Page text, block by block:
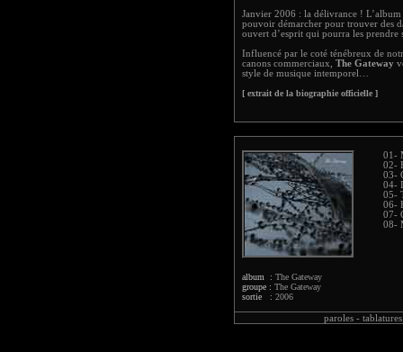
Janvier 2006 : la délivrance !
pouvoir démarcher pour trouver des
ouvert d’esprit qui pourra les prendre
Influencé par le coté ténébreux de
canons commerciaux, The Gateway
style de musique intemporel…
[ extrait de la biographie officielle ]
album : The Gateway
groupe : The Gateway
sortie : 2006
01-
02-
03-
04-
05-
06-
07-
08-
paroles -